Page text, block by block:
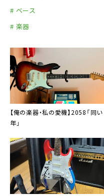
# ベース
# 楽器
【俺の楽器・私の愛機】2058「同い
年」